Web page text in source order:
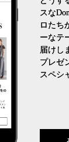
スな
ロたち
ーなテ
届けし
プレゼ
スペシ